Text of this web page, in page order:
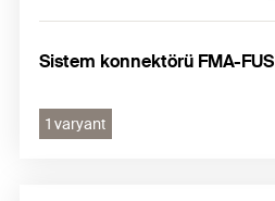
Sistem konnektörü FMA-FUS
1 varyant